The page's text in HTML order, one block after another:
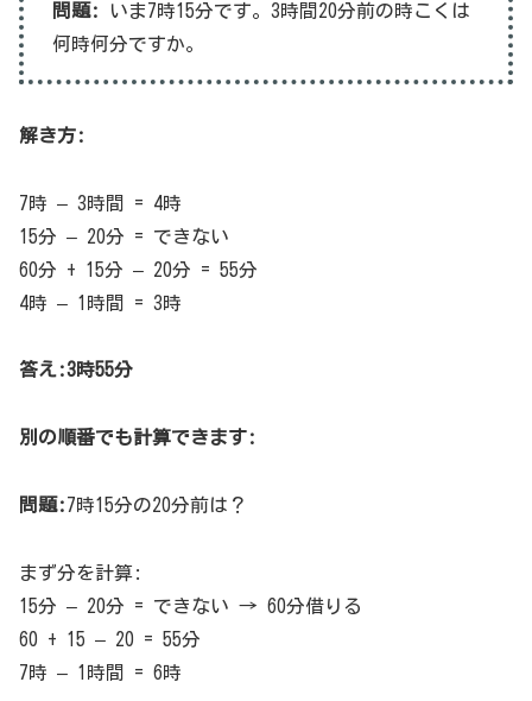
問題:
いま7時15分です。3時間20分前の時こくは
何時何分ですか。
解き方:
7時 – 3時間 = 4時
15分 – 20分 = できない
60分 + 15分 – 20分 = 55分
4時 – 1時間 = 3時
答え:3時55分
別の順番でも計算できます:
問題:7時15分の20分前は？
まず分を計算:
15分 – 20分 = できない → 60分借りる
60 + 15 – 20 = 55分
7時 – 1時間 = 6時